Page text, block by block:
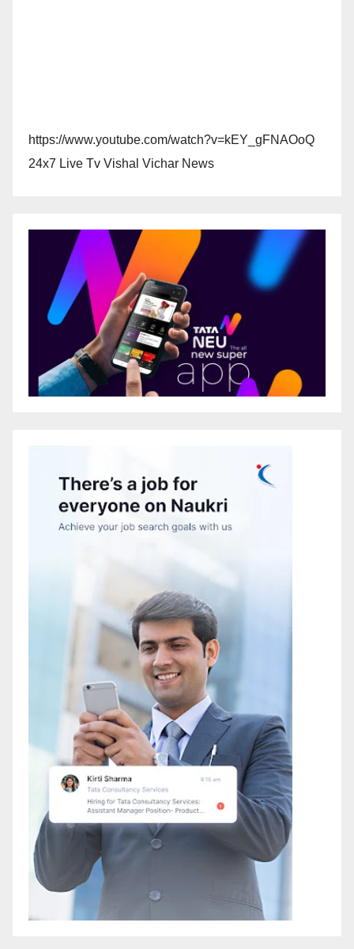
https://www.youtube.com/watch?v=kEY_gFNAOoQ
24x7 Live Tv Vishal Vichar News